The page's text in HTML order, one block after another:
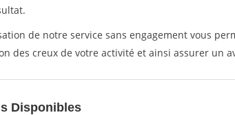
de notre service sans engagement vous
des creux de votre activité et ainsi assurer un
Disponibles